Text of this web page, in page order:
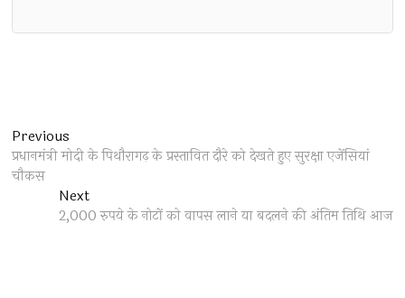
Post
navigation
Previous
post:
प्रधानमंत्री मोदी के पिथौरागढ़ के प्रस्तावित दौरे को देखते हुए सुरक्षा एजेंसियां
चौकस
NextNext
post:
2,000 रुपये के नोटों को वापस लाने या बदलने की अंतिम तिथि आज